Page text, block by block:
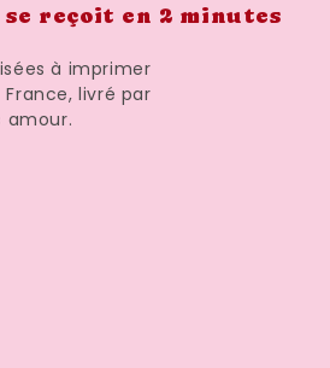
se reçoit en 2 minutes
à imprimer
livré par
amour.